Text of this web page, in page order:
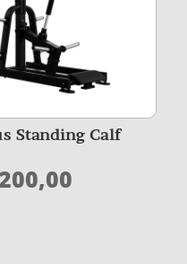
Standing Calf